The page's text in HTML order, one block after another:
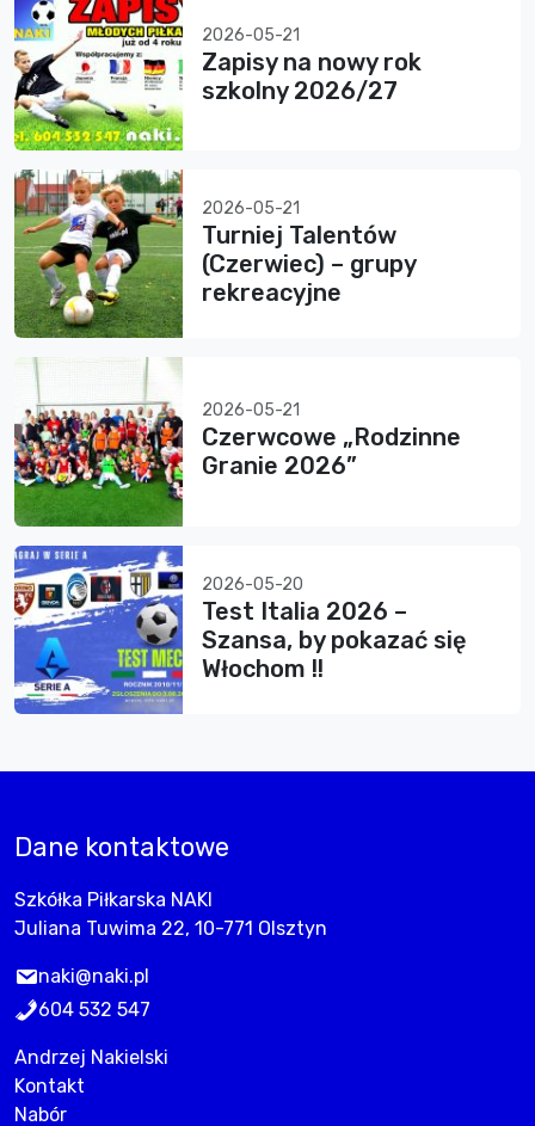
2026-05-21
Zapisy na nowy rok
szkolny 2026/27
2026-05-21
Turniej Talentów
(Czerwiec) – grupy
rekreacyjne
2026-05-21
Czerwcowe „Rodzinne
Granie 2026”
2026-05-20
Test Italia 2026 –
Szansa, by pokazać się
Włochom !!
Dane kontaktowe
Szkółka Piłkarska NAKI
Juliana Tuwima 22, 10-771 Olsztyn
naki@naki.pl
604 532 547
Andrzej Nakielski
Kontakt
Nabór